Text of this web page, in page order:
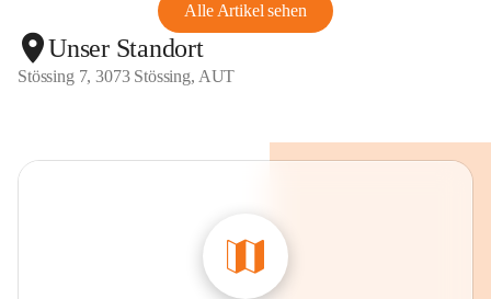
Alle Artikel sehen
Unser Standort
Stössing 7, 3073 Stössing, AUT